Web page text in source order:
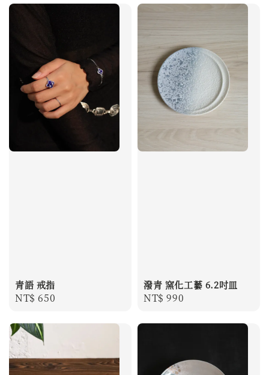
青語 戒指
Regular
NT$ 650
潑青 窯化工藝 6.2吋皿
Regular
NT$ 990